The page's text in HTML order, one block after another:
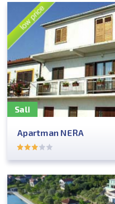
Sali
Apartman NERA